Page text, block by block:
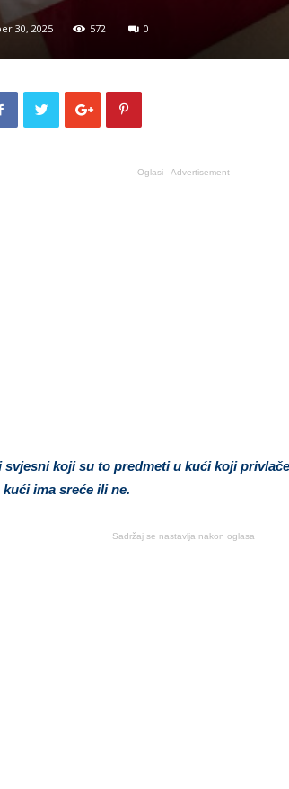
30, 2025 572 0
Oglasi - Advertisement
svjesni koji su to predmeti u kući koji
ima sreće ili ne.
Sadržaj se nastavlja nakon oglasa